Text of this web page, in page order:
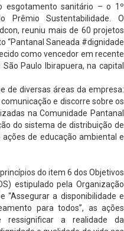
esgotamento sanitário – o 1º
Prêmio Sustentabilidade. O
reuniu mais de 60 projetos
“Pantanal Saneada #dignidade
como vencedor em recente
Paulo Ibirapuera, na capital
de diversas áreas da empresa:
e discorre sobre os
na Comunidade Pantanal
do sistema de distribuição de
de educação ambiental e
do item 6 dos Objetivos
estipulado pela Organização
“Assegurar a disponibilidade e
para todos”, as ações
a realidade da